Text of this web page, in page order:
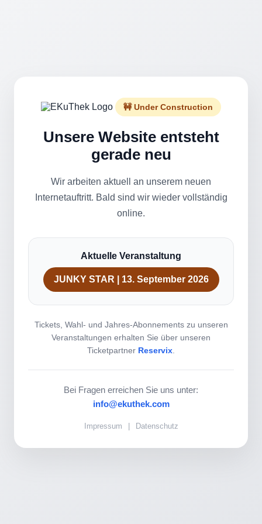
🚧 Under Construction
Unsere Website entsteht
gerade neu
Wir arbeiten aktuell an unserem neuen
Internetauftritt. Bald sind wir wieder vollständig
online.
Aktuelle Veranstaltung
JUNKY STAR | 13. September 2026
Tickets, Wahl- und Jahres-Abonnements zu unseren
Veranstaltungen erhalten Sie über unseren
Ticketpartner Reservix
Bei Fragen erreichen Sie uns unter:
info@ekuthek.com
Impressum | Datenschutz